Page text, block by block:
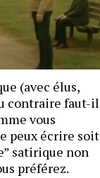
(avec élus,
contraire faut-il
vous
peux écrire soit
satirique non
préférez.